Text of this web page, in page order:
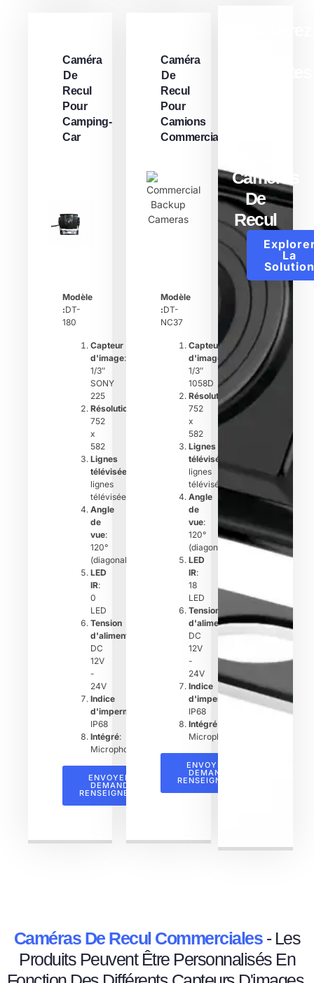
Caméra
De
Recul
Pour
Camping-
Car
Modèle
:DT-
180
Capteur
d'image:
1/3″
SONY
225
Résolution
752
x
582
Lignes
télévisées
lignes
télévisées
Angle
de
vue:
120°
(diagonale)
LED
IR:
0
LED
Tension
d'alimentation
DC
12V
-
24V
Indice
d'imperméabilité
IP68
Intégré:
Microphone
ENVOYER UNE
DEMANDE DE
RENSEIGNEMENTS
Caméra
De
Recul
Pour
Camions
Commerciaux
Modèle
:DT-
NC37
Capteur
d'image :
1/3″
1058D
Résolution:
752
x
582
Lignes
télévisées
lignes
télévisées
Angle
de
vue:
120°
(diagonale)
LED
IR:
18
LED
Tension
d'alimentation:
DC
12V
-
24V
Indice
d'imperméabilité
:
IP68
Intégré
Microphone
ENVOYER UNE
DEMANDE DE
RENSEIGNEMENTS
Caméras
De
Recul
La
Caméras De Recul Commerciales- Les
Produits Peuvent Être Personnalisés En